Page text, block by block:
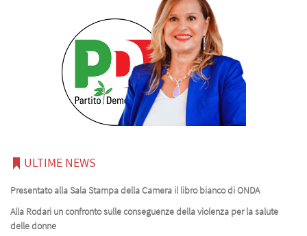
ULTIME NEWS
Presentato alla Sala Stampa della Camera il libro bianco di ONDA
Alla Rodari un confronto sulle conseguenze della violenza per la salute
delle donne